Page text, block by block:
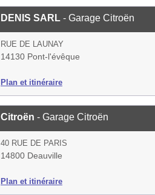
DENIS SARL - Garage Citroën
RUE DE LAUNAY
14130 Pont-l'évêque
Plan et itinéraire
Citroën - Garage Citroën
40 RUE DE PARIS
14800 Deauville
Plan et itinéraire